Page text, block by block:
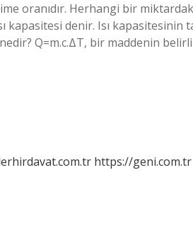
oranıdır. Herhangi bir
denir. Isı kapasitesinin
Q=m.c.ΔT, bir maddenin belirli
https://geni.com.tr